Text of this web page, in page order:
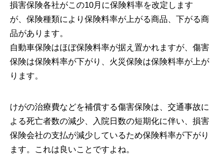
損害保険各社がこの10月に保険料率を改定します
が、保険種類により保険料率が上がる商品、下がる商
品があります。
自動車保険はほぼ保険料率が据え置かれますが、傷害
保険は保険料率が下がり、火災保険は保険料率が上が
ります。
けがの治療費などを補償する傷害保険は、交通事故に
よる死亡者数の減少、入院日数の短期化に伴い、損害
保険会社の支払が減少しているため保険料率が下がり
ます。これは良いことですよね。